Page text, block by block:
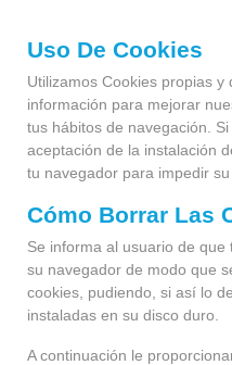
Uso De Cookies
Utilizamos Cookies propias
información para mejorar
tus hábitos de navegación.
aceptación de la instalación
tu navegador para impedir su
Cómo Borrar Las
Se informa al usuario de
su navegador de modo que
cookies, pudiendo, si así lo
instaladas en su disco duro.
A continuación le